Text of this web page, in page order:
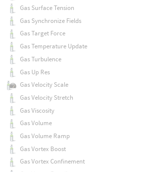
Gas Surface Tension
Gas Synchronize Fields
Gas Target Force
Gas Temperature Update
Gas Turbulence
Gas Up Res
Gas Velocity Scale
Gas Velocity Stretch
Gas Viscosity
Gas Volume
Gas Volume Ramp
Gas Vortex Boost
Gas Vortex Confinement